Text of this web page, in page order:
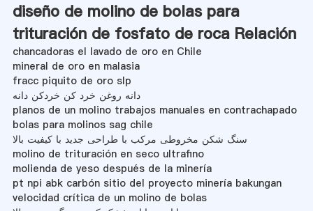
diseño de molino de bolas para
trituración de fosfato de roca Relación
chancadoras el lavado de oro en Chile
mineral de oro en malasia
fracc piquito de oro slp
دانه روغن خرد کن خردکن دانه
planos de un molino trabajos manuales en contrachapado
bolas para molinos sag chile
سنگ شکن مخروطی مرکب با طراحی جدید با کیفیت بالا
molino de trituración en seco ultrafino
molienda de yeso después de la minería
pt npi abk carbón sitio del proyecto minería bakungan
velocidad crítica de un molino de bolas